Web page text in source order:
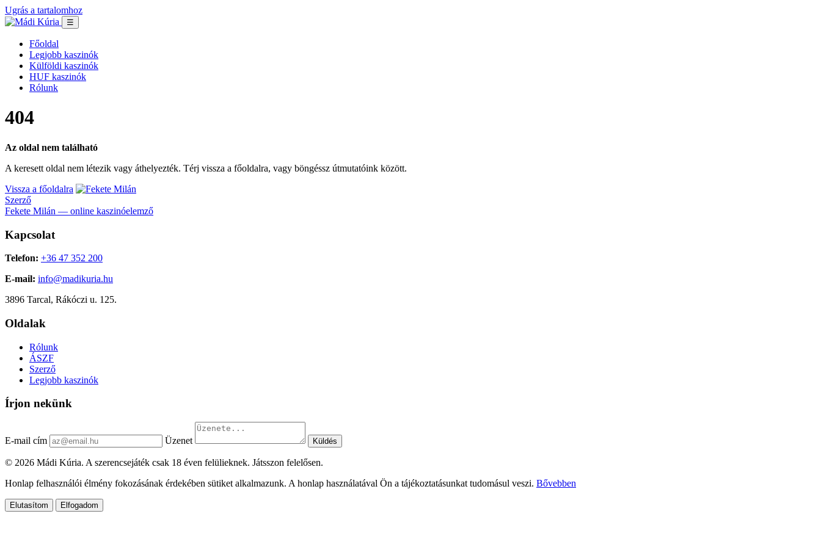
Ugrás a tartalomhoz
☰
Főoldal
Legjobb kaszinók
Külföldi kaszinók
HUF kaszinók
Rólunk
404
Az oldal nem található
A keresett oldal nem létezik vagy áthelyezték. Térj vissza a főoldalra, vagy böngéssz útmutatóink között.
Vissza a főoldalra
Szerző
Fekete Milán — online kaszinóelemző
Kapcsolat
Telefon: +36 47 352 200
E-mail: info@madikuria.hu
3896 Tarcal, Rákóczi u. 125.
Oldalak
Rólunk
ÁSZF
Szerző
Legjobb kaszinók
Írjon nekünk
E-mail cím Üzenet Küldés
© 2026 Mádi Kúria. A szerencsejáték csak 18 éven felülieknek. Játsszon felelősen.
Honlap felhasználói élmény fokozásának érdekében sütiket alkalmazunk. A honlap használatával Ön a tájékoztatásunkat tudomásul veszi. Bővebben
Elutasítom Elfogadom